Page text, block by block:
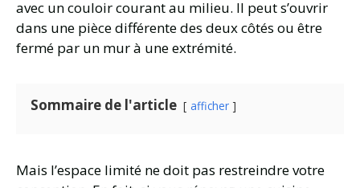
avec un couloir courant au milieu. Il peut s’ouvrir
dans une pièce différente des deux côtés ou être
fermé par un mur à une extrémité.
Sommaire de l'article afficher
Mais l’espace limité ne doit pas restreindre votre